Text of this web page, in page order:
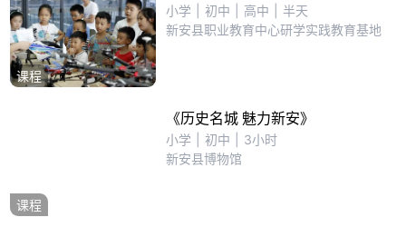
课程
小学 初中 高中
半天
新安县职业教育中心研学实践教育基地
课程
《历史名城 魅力新安》
小学 初中
3小时
新安县博物馆